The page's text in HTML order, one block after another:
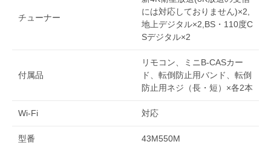
チューナー
には対応しておりません)×2,
地上デジタル×2,BS・110度C
Sデジタル×2
付属品
リモコン、ミニB-CASカー
ド、転倒防止用バンド、転倒
防止用ネジ（長・短）×各2本
Wi-Fi 対応
型番 43M550M